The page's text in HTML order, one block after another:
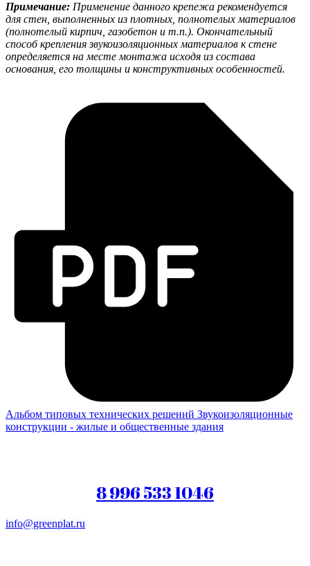
Примечание: Применение данного крепежа рекомендуется
для стен, выполненных из плотных, полнотелых материалов
(полнотелый кирпич, газобетон и т.п.). Окончательный
способ крепления звукоизоляционных материалов к стене
определяется на месте монтажа исходя из состава
основания, его толщины и конструктивных особенностей.
Альбом типовых технических решений Звукоизоляционные
конструкции - жилые и общественные здания
8 996 533 1046
info@greenplat.ru